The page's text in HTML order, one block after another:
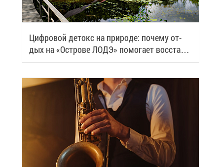
Циф­ро­вой де­токс на при­ро­де: по­че­му от­
дых на «Ост­ро­ве ЛОДЭ» по­мо­га­ет вос­ста­но­
вить си­лы